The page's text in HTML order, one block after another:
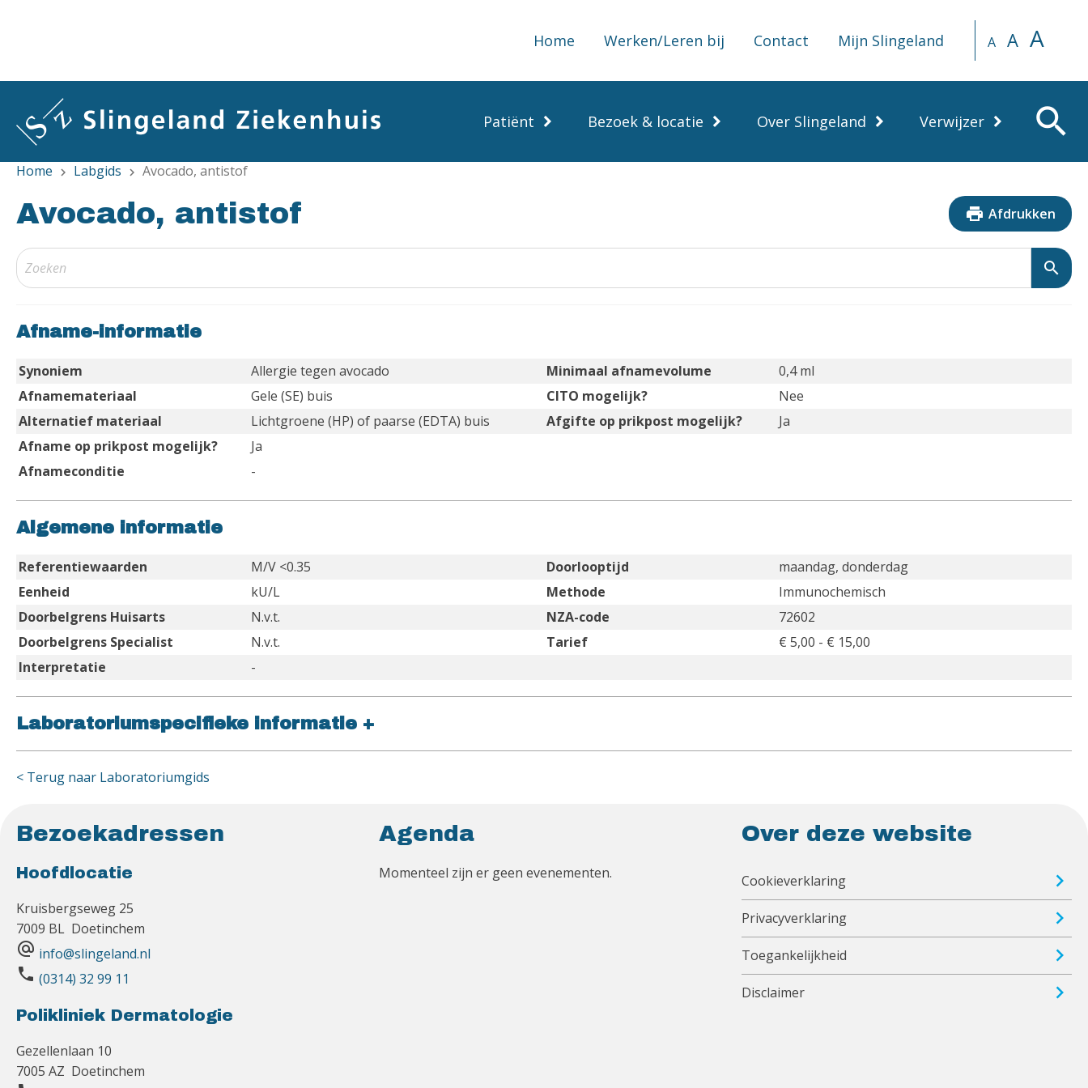
Home Werken/Leren bij Contact Mijn Slingeland A A A
Patiënt Bezoek & locatie Over Slingeland Verwijzer search
Home chevron_right Labgids chevron_right Avocado, antistof
Avocado, antistof print Afdrukken
search
Afname-informatie
Synoniem Allergie tegen avocado Minimaal afnamevolume
0,4 ml
Afnamemateriaal
Gele (SE) buis CITO mogelijk?
Nee
Alternatief materiaal
Lichtgroene (HP) of paarse (EDTA) buis Afgifte op prikpost mogelijk?
Ja
Afname op prikpost mogelijk?
Ja
Afnameconditie
-
Algemene informatie
Referentiewaarden M/V <0.35 Doorlooptijd
maandag, donderdag
Eenheid
kU/L Methode
Immunochemisch
Doorbelgrens Huisarts
N.v.t. NZA-code
72602
Doorbelgrens Specialist
N.v.t. Tarief
€ 5,00 - € 15,00
Interpretatie
-
Laboratoriumspecifieke informatie +
< Terug naar Laboratoriumgids
Bezoekadressen
Hoofdlocatie
Kruisbergseweg 25
7009 BL Doetinchem
alternate_email info@slingeland.nl
phone (0314) 32 99 11
Polikliniek Dermatologie
Gezellenlaan 10
7005 AZ Doetinchem
Agenda
Momenteel zijn er geen evenementen.
Over deze website
Cookieverklaring
Privacyverklaring
Toegankelijkheid
Disclaimer